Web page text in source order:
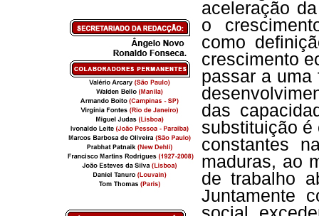
aceleração
o
como
crescimento
passar a
das
substituição é
constantes
maduras, ao
de trabalho
Juntamente